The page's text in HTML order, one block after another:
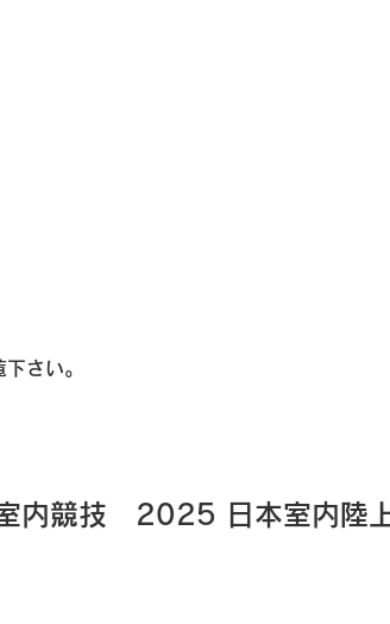
さい。
内競技　2025 日本室内陸